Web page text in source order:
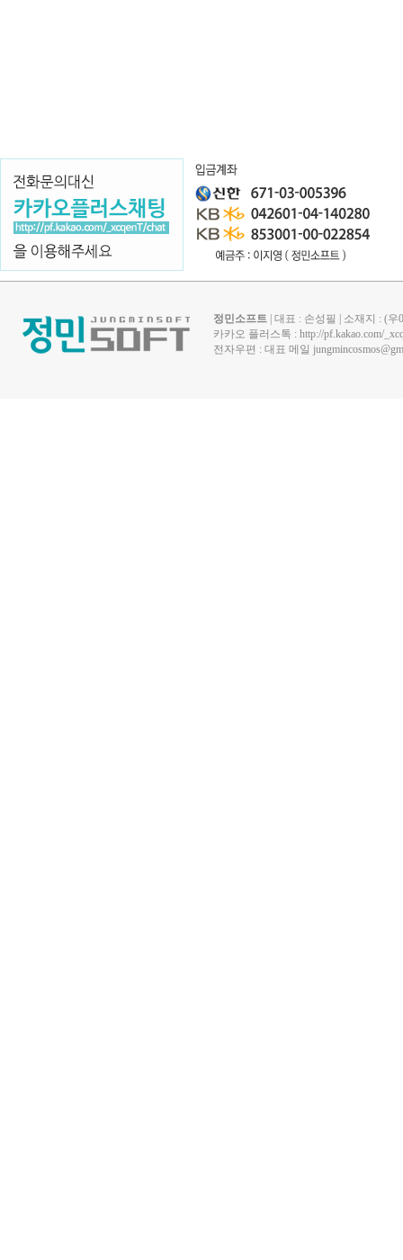
정민소프트 | 대표 : 손성필 | 소재지 : (
카카오 플러스톡 : http://pf.kakao.com/
전자우편 : 대표 메일